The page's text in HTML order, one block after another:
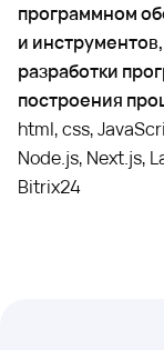
программном
и
разработки
построения
html, css,
Node.js, Next.js,
Bitrix24